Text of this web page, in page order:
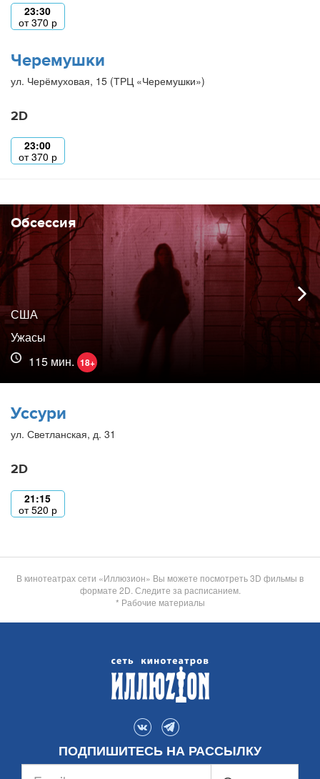
23:30
от370 р
Черемушки
ул. Черёмуховая, 15 (ТРЦ «Черемушки»)
2D
23:00
от370 р
Обсессия
США
Ужасы
115 мин. 18+
Уссури
ул. Светланская, д. 31
2D
21:15
от520 р
В кинотеатрах сети «Иллюзион» Вы можете посмотреть 3D фильмы в
формате 2D. Следите за расписанием.
* Рабочие материалы
ПОДПИШИТЕСЬ НА РАССЫЛКУ